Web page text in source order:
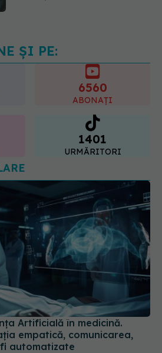
ȘI PE:
6560
ABONAȚI
1401
URMĂRITORI
empatică, comunicarea,
automatizate